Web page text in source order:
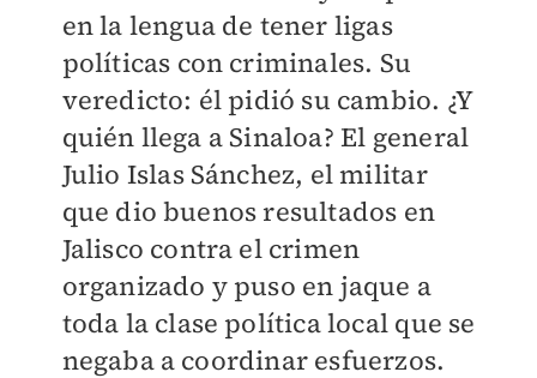
en la lengua de tener ligas
políticas con criminales. Su
veredicto: él pidió su cambio. ¿Y
quién llega a Sinaloa? El general
Julio Islas Sánchez, el militar
que dio buenos resultados en
Jalisco contra el crimen
organizado y puso en jaque a
toda la clase política local que se
negaba a coordinar esfuerzos.